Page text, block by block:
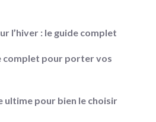
l’hiver : le guide complet
complet pour porter vos
ultime pour bien le choisir